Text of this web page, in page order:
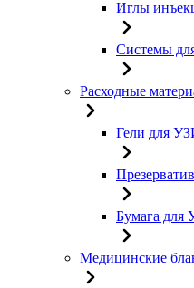
Иглы
Системы
Расходные
Гели для
Бумага для
Медицинские